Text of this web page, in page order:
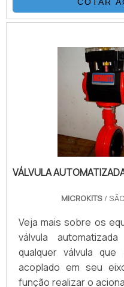
torque (newton x
APLICAÇÃO DO
mais diversos
plantas e
unidades de
indústrias químicas.
COTAR
VÁLVULA
MICROKITS/
Veja mais sobre os
válvula
qualquer válvula
acoplado em seu
função realizar o